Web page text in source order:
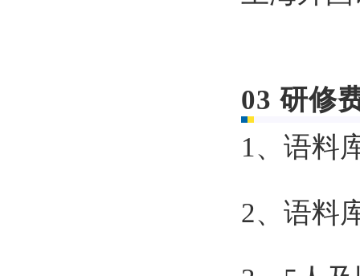
03 研修
1、语料
2、语料